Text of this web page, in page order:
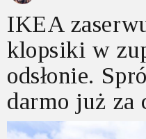
IKEA
klopsiki w
odsłonie.
darmo już za